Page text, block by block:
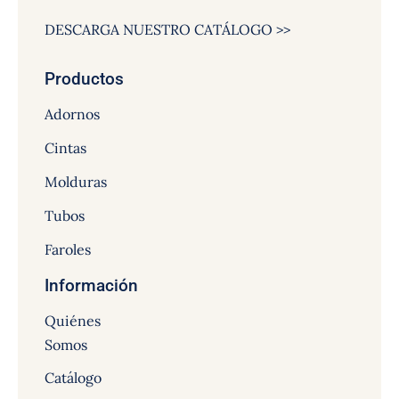
DESCARGA NUESTRO CATÁLOGO >>
Productos
Adornos
Cintas
Molduras
Tubos
Faroles
Información
Quiénes
Somos
Catálogo